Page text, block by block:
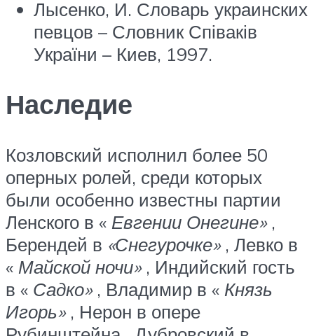
Лысенко, И. Словарь украинских
певцов – Словник Співаків
України – Киев, 1997.
Наследие
Козловский исполнил более 50
оперных ролей, среди которых
были особенно известны партии
Ленского в « Евгении Онегине» ,
Берендей в «Снегурочке» , Левко в
« Майской ночи» , Индийский гость
в « Садко» , Владимир в « Князь
Игорь» , Нерон в опере